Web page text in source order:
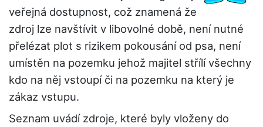
veřejná dostupnost, což znamená že
zdroj lze navštívit v libovolné době, není nutné
přelézat plot s rizikem pokousání od psa, není
umístěn na pozemku jehož majitel střílí všechny
kdo na něj vstoupí či na pozemku na který je
zákaz vstupu.
Seznam uvádí zdroje, které byly vloženy do